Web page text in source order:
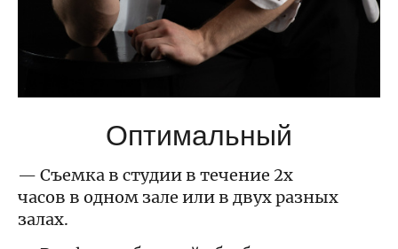
Оптимальный
— Съемка в студии в течение 2х
часов в одном зале или в двух разных
залах.